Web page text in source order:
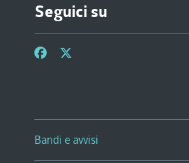
Seguici su
Bandi e avvisi